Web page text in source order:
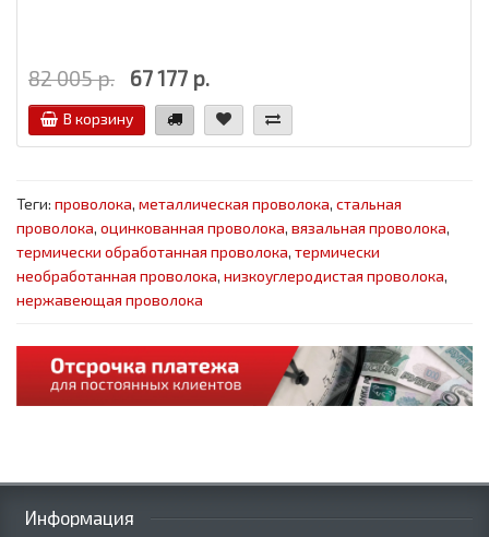
82 005 р. 67 177 р.
В корзину
Теги: проволока, металлическая проволока, стальная
проволока, оцинкованная проволока, вязальная проволока,
термически обработанная проволока, термически
необработанная проволока, низкоуглеродистая проволока,
нержавеющая проволока
Информация